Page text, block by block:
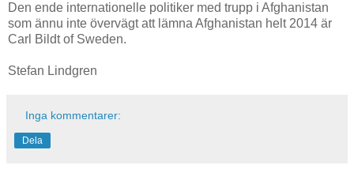
Den ende internationelle politiker med trupp i Afghanistan
som ännu inte övervägt att lämna Afghanistan helt 2014 är
Carl Bildt of Sweden.
Stefan Lindgren
Inga kommentarer:
Dela